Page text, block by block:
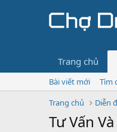
Trang chủ
Bài viết mới
Tìm
Trang chủ
Diễn
Tư Vấn